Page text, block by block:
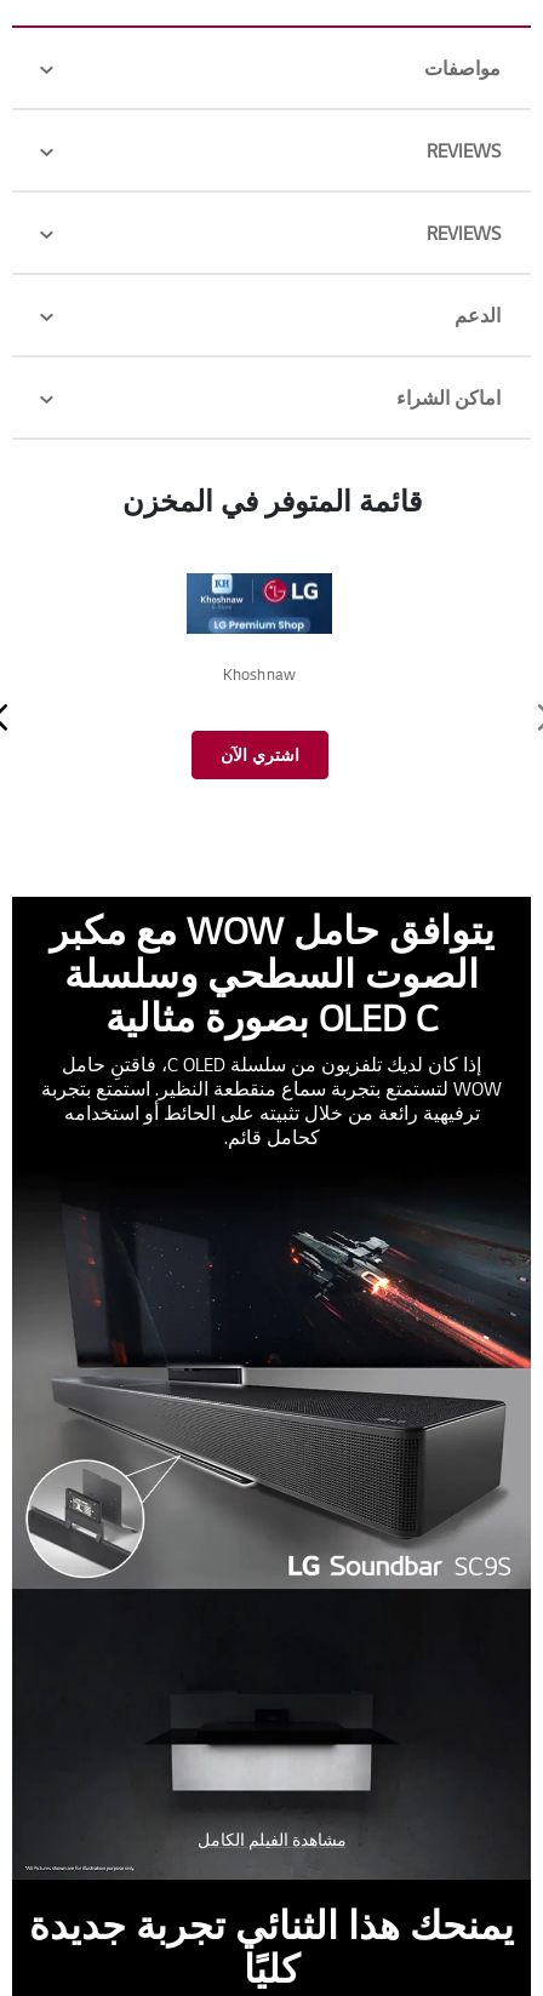
مواصفات
REVIEWS
REVIEWS
الدعم
اماكن الشراء
قائمة المتوفر في المخزن
Khoshnaw
اشتري الآن
يتوافق حامل WOW مع مكبر
الصوت السطحي وسلسلة
OLED C بصورة مثالية
إذا كان لديك تلفزيون من سلسلة C OLED، فاقتنِ حامل
WOW لتستمتع بتجربة سماع منقطعة النظير. استمتع بتجربة
ترفيهية رائعة من خلال تثبيته على الحائط أو استخدامه
كحامل قائم.
مشاهدة الفيلم الكامل
يمنحك هذا الثنائي تجربة جديدة
كليًا